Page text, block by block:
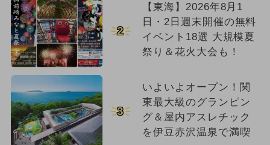
2
【東海】2026年8月1
日・2日週末開催の無料
イベント18選 大規模夏
祭り＆花火大会も！
3
いよいよオープン！関
東最大級のグランピン
グ＆屋内アスレチック
を伊豆赤沢温泉で満喫